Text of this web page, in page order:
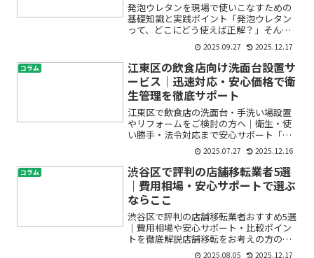
発泡ウレタンを現場で使いこなすための
基礎知識と実践ポイント「発泡ウレタン
って、どこにどう使えば正解？」そんな
疑問を持つ初心者の方は多いはずです。
内装工事の現場では当たり前のように飛
び交うワードですが、実は種類や使い
方、注意点を理解していない...
2025.09.27 2025.12.17
コラム
江東区の飲食店向け洗面台設置サ
ービス｜迅速対応・安心価格で衛
生管理を徹底サポート
江東区で飲食店の洗面台・手洗い場設置
やリフォームをご検討の方へ｜衛生・使
い勝手・法令対応まで安心サポート「お
客様やスタッフの手洗い場をもっと清潔
にしたい」「保健所の指摘で洗面台の設
置が必要になった」「業務用設備のこと
で誰に相談したらいいかわ...
2025.07.27 2025.12.16
コラム
渋谷区で評判の店舗移転業者5選
｜費用相場・安心サポートで選ぶ
ならここ
渋谷区で評判の店舗移転業者おすすめ5選
｜費用相場や安心サポート・比較ポイン
トを徹底解説店舗移転をお考えの方の中
には、「渋谷区で信頼できる店舗移転業
2025.08.05 2025.12.17